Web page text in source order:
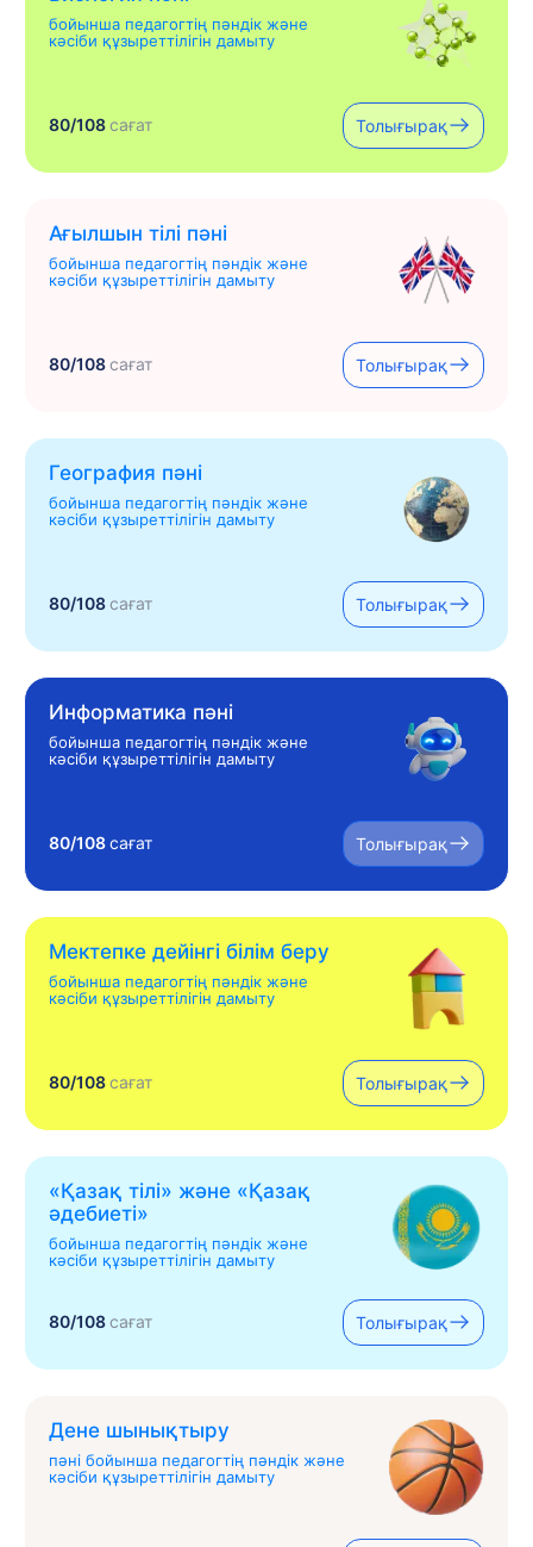
бойынша педагогтің пәндік және
кәсіби құзыреттілігін дамыту
80/108сағат Толығырақ
Ағылшын тілі пәні
бойынша педагогтің пәндік және
кәсіби құзыреттілігін дамыту
80/108сағат Толығырақ
География пәні
бойынша педагогтің пәндік және
кәсіби құзыреттілігін дамыту
80/108сағат Толығырақ
Информатика пәні
бойынша педагогтің пәндік және
кәсіби құзыреттілігін дамыту
80/108сағат Толығырақ
Мектепке дейінгі білім беру
бойынша педагогтің пәндік және
кәсіби құзыреттілігін дамыту
80/108сағат Толығырақ
«Қазақ тілі» жəне «Қазақ
əдебиеті»
бойынша педагогтің пәндік және
кәсіби құзыреттілігін дамыту
80/108сағат Толығырақ
Дене шынықтыру
пәні бойынша педагогтің пәндік және
кәсіби құзыреттілігін дамыту